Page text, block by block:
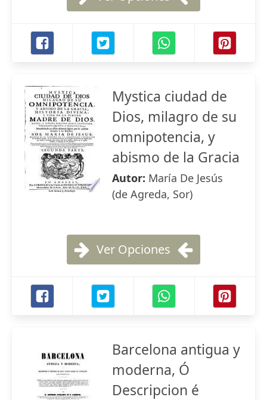
Mystica ciudad de
Dios, milagro de su
omnipotencia, y
abismo de la Gracia
Autor: María De Jesús
(de Agreda, Sor)
Ver Opciones
Barcelona antigua y
moderna, Ó
Descripcion é